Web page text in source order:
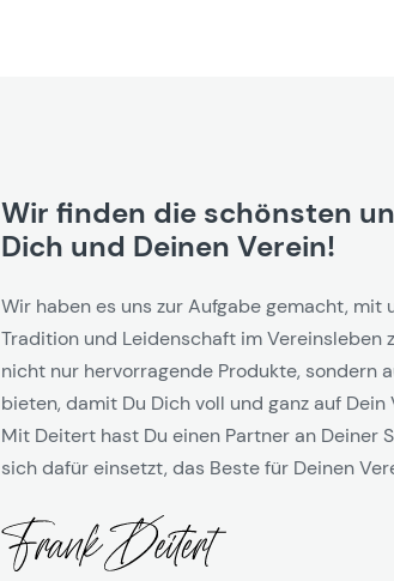
Wir finden die schönsten
Dich und Deinen Verein!
Wir haben es uns zur Aufgabe gemacht, mit
Tradition und Leidenschaft im Vereinsleben
nicht nur hervorragende Produkte, sondern
bieten, damit Du Dich voll und ganz auf
Mit Deitert hast Du einen Partner an Deiner
sich dafür einsetzt, das Beste für Deinen